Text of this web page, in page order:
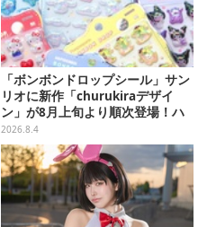
「ボンボンドロップシール」サン
リオに新作「churukiraデザイ
ン」が8月上旬より順次登場！ハ
ローキティ、はぴだんぶいなど全
8種類
2026.8.4